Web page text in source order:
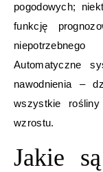
pogodowych;
funkcję
Automatyczne
nawodnienia –
wszystkie
wzrostu.
Jakie